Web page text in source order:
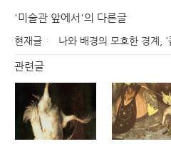
'미술관 앞에서'의 다른글
현재글 나와 배경의 모호한 경계,
관련글